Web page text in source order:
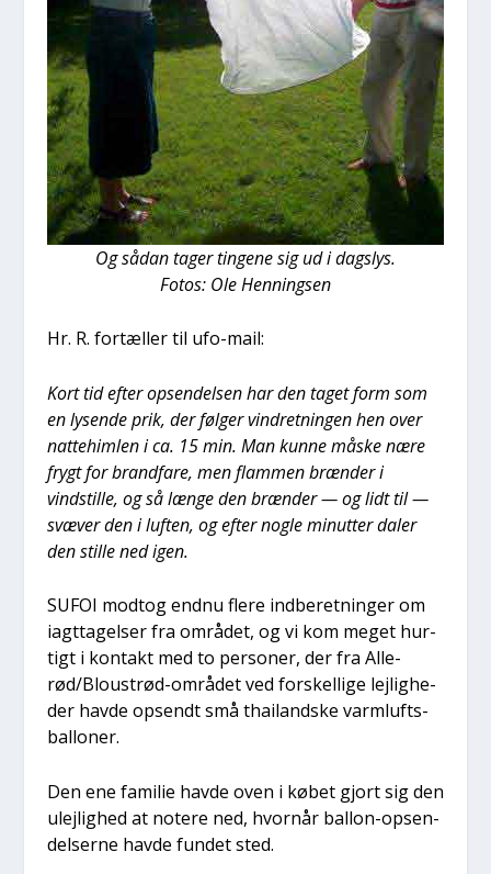
Og sådan tager tin­ge­ne sig ud i dags­lys.
Fotos: Ole Hen­nings­en
Hr. R. for­tæl­ler til ufo-mail:
Kort tid efter opsen­del­sen har den taget form som
en lysen­de prik, der føl­ger vin­dret­nin­gen hen over
nat­te­him­len i ca. 15 min. Man kun­ne måske nære
frygt for brand­fa­re, men flam­men bræn­der i
vindstil­le, og så læn­ge den bræn­der — og lidt til —
svæ­ver den i luf­ten, og efter nog­le minut­ter daler
den stil­le ned igen.
SUFOI modt­og end­nu fle­re ind­be­ret­nin­ger om
iagt­ta­gel­ser fra områ­det, og vi kom meget hur­
tigt i kon­takt med to per­so­ner, der fra Alle­
rød/Blou­strød-områ­det ved for­skel­li­ge lej­lig­he­
der hav­de opsendt små thailand­ske varm­lufts­
bal­lo­ner.
Den ene fami­lie hav­de oven i købet gjort sig den
ulej­lig­hed at note­re ned, hvor­når bal­lon-opsen­
del­ser­ne hav­de fun­det sted.